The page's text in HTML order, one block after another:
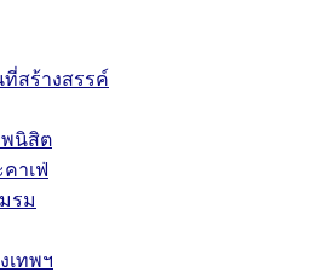
สร้างสรรค์
นิสิต
าเฟ่
รม
เทพฯ